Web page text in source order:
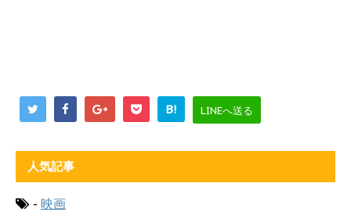
B! LINEへ送る
人気記事
- 映画